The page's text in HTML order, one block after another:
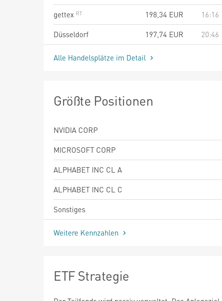
gettex
198,34 EUR
16:16
Düsseldorf
197,74 EUR 20:46
Alle Handelsplätze im Detail
Größte Positionen
NVIDIA CORP
MICROSOFT CORP
ALPHABET INC CL A
ALPHABET INC CL C
Sonstiges
Weitere Kennzahlen
ETF Strategie